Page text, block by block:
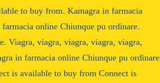
to buy from. Kamagra in farmacia
online Chiunque pu ordinare.
Viagra, viagra, viagra, viagra, viagra,
in farmacia online Chiunque pu ordinare
is available to buy from Connect is